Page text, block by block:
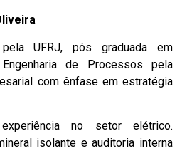
UFRJ, pós graduada em
de Processos pela
com ênfase em estratégia
no setor elétrico.
isolante e auditoria interna